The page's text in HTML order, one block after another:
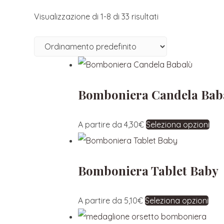
Visualizzazione di 1-8 di 33 risultati
Bomboniera Candela
A partire da 4,30€ Seleziona opzioni
Bomboniera Tablet Baby
A partire da 5,10€ Seleziona opzioni